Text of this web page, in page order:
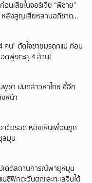
อนเสียในจอร์เจีย “พี่ชาย”
หลังสูญเสียหลานอภิชาต
คน" ตัดใจขายมรดกแม่ ก่อน
ดพุ่งทะลุ 4 ล้าน!
พูชา ปมกล่าวหาไทย ชี้อีก
หน้า
าตัวรอด หลังเห็นเพื่อนถูก
ลมุน
ดตสถานการณ์พายุหมุน
ซิฟิกตะวันตกและทะเลจีนใต้